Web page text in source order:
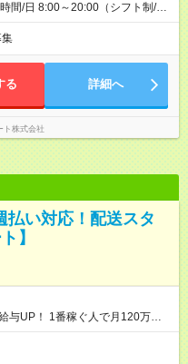
間/日 8:00～20:00（シフト制/実
第では週4も有り） ※配達状況に
り ※案件により多少の前後あり
集
る 詳細へ
ト株式会社
い対応！配送スタ
】
与UP！ 1番稼ぐ人で月120万ほ